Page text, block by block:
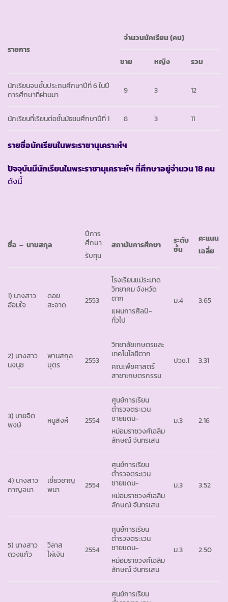
รายการ
จำนวนนักเรียน (คน)
ชาย หญิง รวม
นักเรียนจบชั้นประถมศึกษาปีที่ 6 ในปี
การศึกษาที่ผ่านมา
9 3 12
นักเรียนที่เรียนต่อชั้นมัธยมศึกษาปีที่ 1 8 3 11
รายชื่อนักเรียนในพระราชานุเคราะห์ฯ
ปัจจุบันมีนักเรียนในพระราชานุเคราะห์ฯ ที่ศึกษาอยู่จำนวน18 คน
ดังนี้
ชื่อ – นามสกุล
ปีการ
ศึกษา
รับทุน
สถาบันการศึกษา
ระดับ
ชั้น
คะแนน
เฉลี่ย
1) นางสาว
อ้อมใจ
ดอย
สะอาด
2553
โรงเรียนแม่ระมาด
วิทยาคม จังหวัด
ตาก
แผนการศิลป์-
ทั่วไป
ม.4 3.65
2) นางสาว
นงนุช
พานสกุล
บุตร
2553
วิทยาลัยเกษตรและ
เทคโนโลยีตาก
คณะพืชศาสตร์
สาขาเกษตรกรรม
ปวช.1 3.31
3) นายจิต
พงษ์
หนูสิงห์ 2554
ศูนย์การเรียน
ตำรวจตระเวน
ชายแดน-
หม่อมราชวงศ์เฉลิม
ลักษณ์ จันทรเสน
ม.3 2.16
4) นางสาว
กาญจนา
เชี่ยวชาญ
พนา
2554
ศูนย์การเรียน
ตำรวจตระเวน
ชายแดน-
หม่อมราชวงศ์เฉลิม
ลักษณ์ จันทรเสน
ม.3 3.52
5) นางสาว
ดวงแก้ว
วิลาส
ไผ่เงิน
2554
ศูนย์การเรียน
ตำรวจตระเวน
ชายแดน-
หม่อมราชวงศ์เฉลิม
ลักษณ์ จันทรเสน
ม.3 2.50
ศูนย์การเรียน